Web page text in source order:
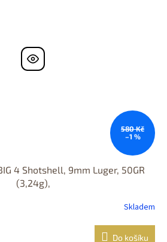
580 Kč
–1 %
4 Shotshell, 9mm Luger, 50GR
(3,24g),
Skladem
Do košíku